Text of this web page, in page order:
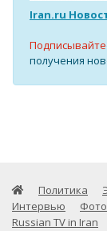
Iran.ru
получения
Политика
Интервью
Russian TV in Iran